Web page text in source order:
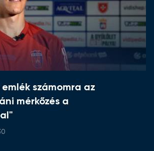
számomra az
mérkőzés a